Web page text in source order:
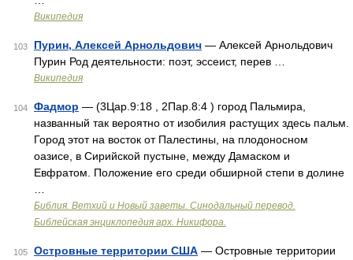
Википедия
103 Пурин, Алексей Арнольдович — Алексей Арнольдович
Пурин Род деятельности: поэт, эссеист, перев …
Википедия
104 Фадмор — (3Цар.9:18 , 2Пар.8:4 ) город Пальмира,
названный так вероятно от изобилия растущих здесь пальм.
Город этот на восток от Палестины, на плодоносном
оазисе, в Сирийской пустыне, между Дамаском и
Евфратом. Положение его среди обширной степи в долине
Библия. Ветхий и Новый заветы. Синодальный перевод.
Библейская энциклопедия арх. Никифора.
105 Островные территории США — Островные территории